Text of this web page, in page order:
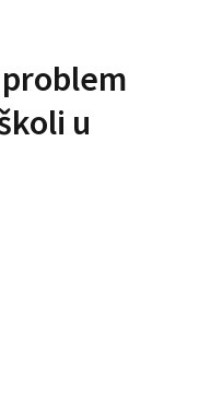
problem
u